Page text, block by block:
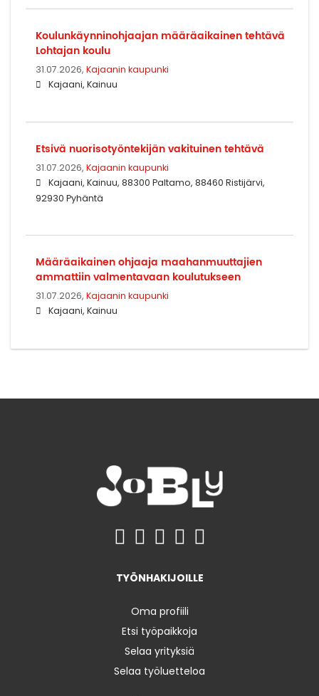
Koulunkäynninohjaajan määräaikainen tehtävä
Lohtajan koulu
31.07.2026, Kajaanin kaupunki
Kajaani, Kainuu
Etsivä nuorisotyöntekijän vakituinen tehtävä
31.07.2026, Kajaanin kaupunki
Kajaani, Kainuu, 88300 Paltamo, 88460 Ristijärvi,
92930 Pyhäntä
Määräaikainen ohjaaja maahanmuuttajien
ammattiin valmentavaan koulutukseen
31.07.2026, Kajaanin kaupunki
Kajaani, Kainuu
TYÖNHAKIJOILLE
Oma profiili
Etsi työpaikkoja
Selaa yrityksiä
Selaa työluetteloa